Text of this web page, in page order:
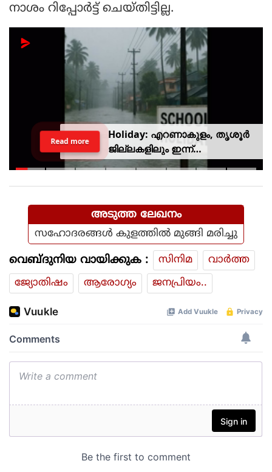
നാശം റിപ്പോര്‍ട്ട് ചെയ്തിട്ടില്ല.
Holiday: എറണാകുളം, തൃശൂർ
ജില്ലകളിലും ഇന്ന്
അവധിയാണേ..!
Read more
അടുത്ത ലേഖനം
സഹോദരങ്ങള്‍ കുളത്തില്‍ മുങ്ങി മരിച്ചു
വെബ്ദുനിയ വായിക്കുക : സിനിമ
വാര്‍ത്ത
ജ്യോതിഷം
ആരോഗ്യം ജനപ്രിയം..